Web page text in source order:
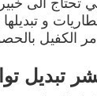
و
الكفيل
تبديل